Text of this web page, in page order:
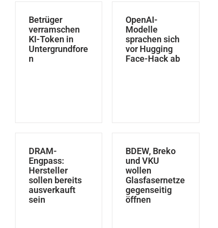
Betrüger
verramschen
KI-Token in
Untergrundfore
n
OpenAI-
Modelle
sprachen sich
vor Hugging
Face-Hack ab
DRAM-
Engpass:
Hersteller
sollen bereits
ausverkauft
sein
BDEW, Breko
und VKU
wollen
Glasfasernetze
gegenseitig
öffnen